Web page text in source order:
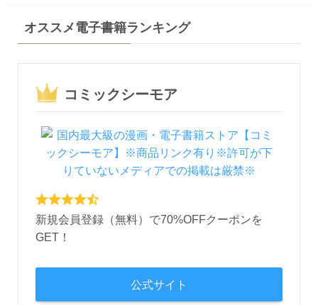
オススメ電子書籍ランキング
コミックシーモア
新規会員登録（無料）で70%OFFクーポンを
GET！
公式サイト